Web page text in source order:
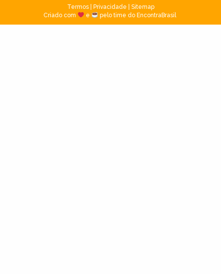
Termos| Privacidade
Sitemap
Criado com
e pelo time do EncontraBrasil